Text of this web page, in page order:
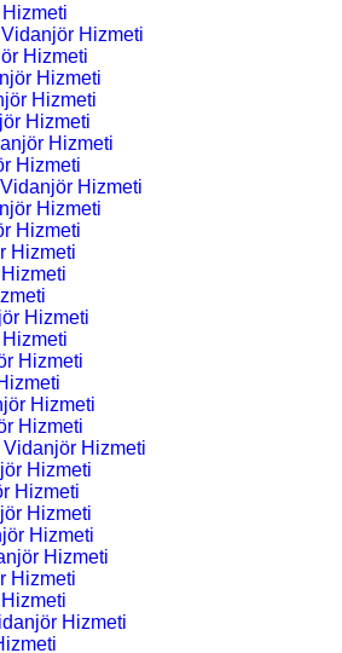
Hizmeti
Hizmeti
Hizmeti
Hizmeti
Hizmeti
Hizmeti
Hizmeti
Hizmeti
Hizmeti
Hizmeti
Hizmeti
Hizmeti
Hizmeti
Hizmeti
Hizmeti
Hizmeti
Hizmeti
Hizmeti
Hizmeti
Hizmeti
Hizmeti
Hizmeti
Hizmeti